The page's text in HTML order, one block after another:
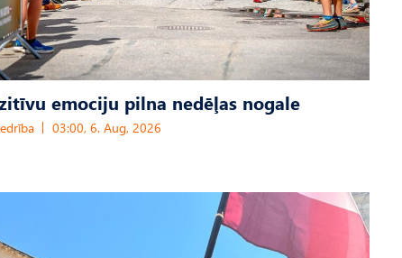
emociju pilna nedēļas nogale
03:00, 6. Aug, 2026